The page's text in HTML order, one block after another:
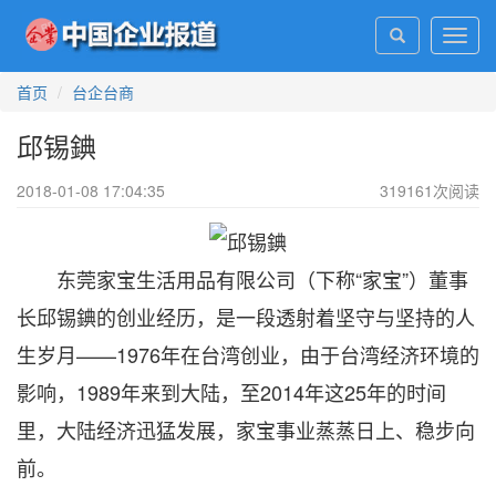
首页
台企台商
邱锡錪
2018-01-08 17:04:35 319161 次阅读
东莞家宝生活用品有限公司（下称“家宝”）董事
长邱锡錪的创业经历，是一段透射着坚守与坚持的人
生岁月——1976年在台湾创业，由于台湾经济环境的
影响，1989年来到大陆，至2014年这25年的时间
里，大陆经济迅猛发展，家宝事业蒸蒸日上、稳步向
前。